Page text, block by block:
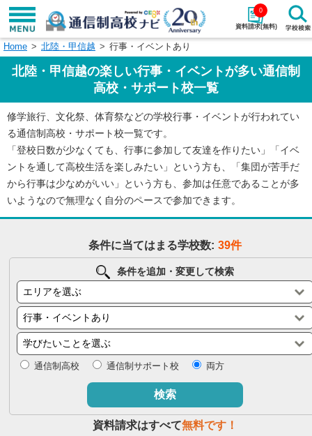
資料請求(無料)
0
学校名で探す
エリアから探す 特徴から探す
エリアを選択して探す
関東 北海道・東北
東海 北陸・甲信越
中国
四国
閉じる
Home 北陸・甲信越 行事・イベントあり
北陸・甲信越の楽しい行事・イベントが多い通信制
高校・サポート校一覧
修学旅行、文化祭、体育祭などの学校行事・イベントが行われてい
る通信制高校・サポート校一覧です。
「登校日数が少なくても、行事に参加して友達を作りたい」「イベ
ントを通して高校生活を楽しみたい」という方も、「集団が苦手だ
から行事は少なめがいい」という方も、参加は任意であることが多
いようなので無理なく自分のペースで参加できます。
条件に当てはまる学校数: 39件
条件を追加・変更して検索
通信制高校 通信制サポート校 両方
検索
資料請求はすべて無料です！